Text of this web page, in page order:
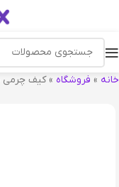
خانه » فروشگاه »کیف